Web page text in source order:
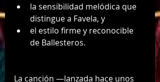
la sensibilidad melódica que
distingue a Favela, y
el estilo firme y reconocible
de Ballesteros.
La canción —lanzada hace unos